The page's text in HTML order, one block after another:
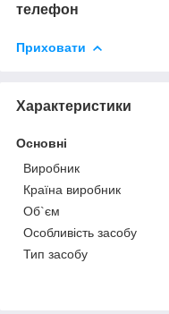
телефон
Приховати
Характеристики
Основні
Виробник
Країна виробник
Об`єм
Особливість засобу
Тип засобу